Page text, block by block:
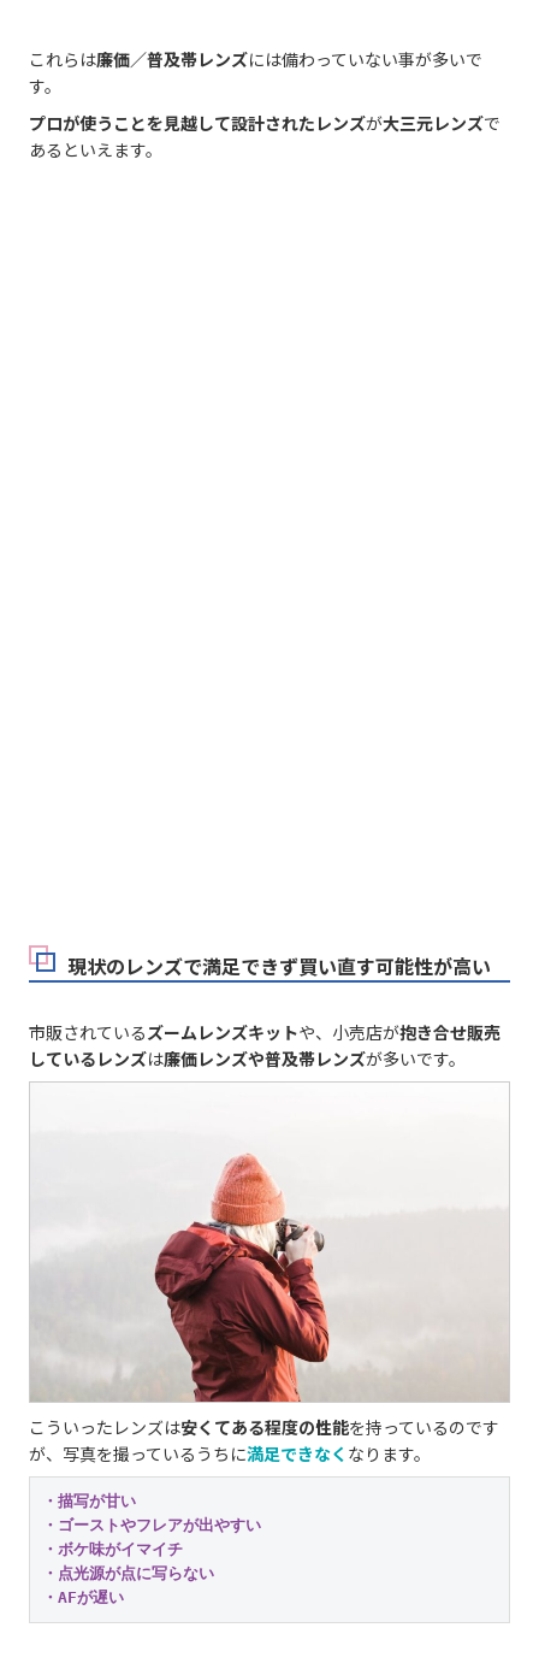
これらは廉価／普及帯レンズには備わっていない事が多いで
す。
プロが使うことを見越して設計されたレンズが大三元レンズで
あるといえます。
現状のレンズで満足できず買い直す可能性が高い
市販されているズームレンズキットや、小売店が抱き合せ販売
しているレンズは廉価レンズや普及帯レンズが多いです。
こういったレンズは安くてある程度の性能を持っているのです
が、写真を撮っているうちに満足できなく なります。
・描写が甘い
・ゴーストやフレアが出やすい
・ボケ味がイマイチ
・点光源が点に写らない
・AFが遅い